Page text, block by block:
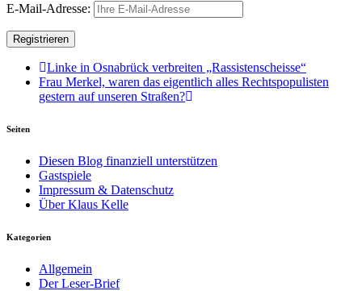
E-Mail-Adresse:
Linke in Osnabrück verbreiten „Rassistenscheisse“
Frau Merkel, waren das eigentlich alles Rechtspopulisten
gestern auf unseren Straßen?
Seiten
Diesen Blog finanziell unterstützen
Gastspiele
Impressum & Datenschutz
Über Klaus Kelle
Kategorien
Allgemein
Der Leser-Brief